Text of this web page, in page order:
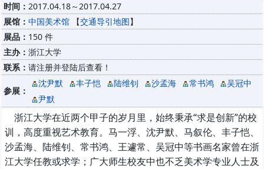
时间： 2017.04.18～2017.04.27
展馆： 中国美术馆 【交通导引地图】
展品： 150 件
主办： 浙江大学
联系： 请注册并登陆后查看！
参展：
沈尹默 丰子恺 陆维钊 沙孟海 常书鸿
吴冠中
尹默
浙江大学在近两个甲子的岁月里，始终秉承“求是创新”的校
训，高度重视艺术教育。马一浮、沈尹默、马叙伦、丰子恺、
沙孟海、陆维钊、常书鸿、王遽常、吴冠中等书画名家曾在浙
江大学任教或求学；广大师生校友中也不乏美术学专业人士及